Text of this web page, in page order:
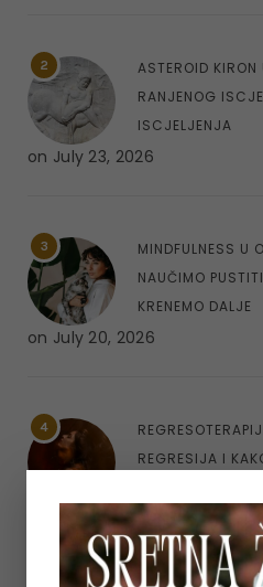
2
ASTEROID
RANJENOG
ISCJELJENJA
on July 23, 2026
3
MINDFULNESS U
NAUČIMO
KRENEMO DALJE
on July 20, 2026
4
REGRESIJA I
July 7, 2026